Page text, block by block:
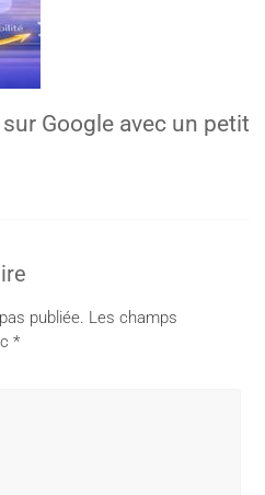
Google avec un petit
publiée. Les champs
*